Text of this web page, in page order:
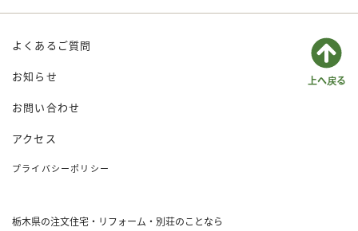
栃木県の注文住宅・リフォーム・別荘のことなら
よくあるご質問
お知らせ
お問い合わせ
アクセス
プライバシーポリシー